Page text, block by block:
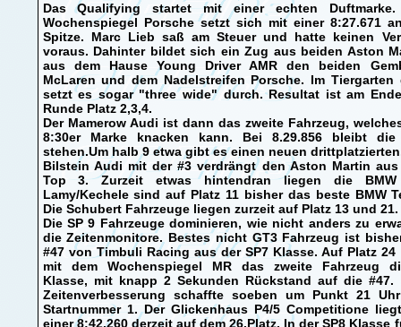
Das Qualifying startet mit einer echten Duftmarke.
Wochenspiegel Porsche setzt sich mit einer 8:27.671
Spitze. Marc Lieb saß am Steuer und hatte keinen
voraus. Dahinter bildet sich ein Zug aus beiden Aston
aus dem Hause Young Driver AMR den beiden
McLaren und dem Nadelstreifen Porsche. Im Tiergarten
setzt es sogar "three wide" durch. Resultat ist am
Runde Platz 2,3,4.
Der Mamerow Audi ist dann das zweite Fahrzeug,
8:30er Marke knacken kann. Bei 8.29.856 bleibt die
stehen.Um halb 9 etwa gibt es einen neuen
Bilstein Audi mit der #3 verdrängt den Aston Martin
Top 3. Zurzeit etwas hintendran liegen die
Lamy/Kechele sind auf Platz 11 bisher das beste BMW
Die Schubert Fahrzeuge liegen zurzeit auf Platz 13 und 21.
Die SP 9 Fahrzeuge dominieren, wie nicht anders zu
die Zeitenmonitore. Bestes nicht GT3 Fahrzeug ist
#47 von Timbuli Racing aus der SP7 Klasse. Auf Platz 24
mit dem Wochenspiegel MR das zweite Fahrzeug
Klasse, mit knapp 2 Sekunden Rückstand auf die #47.
Zeitenverbesserung schaffte soeben um Punkt 21
Startnummer 1. Der Glickenhaus P4/5 Competitione
einer 8:42.260 derzeit auf dem 26.Platz. In der SP8 Klasse